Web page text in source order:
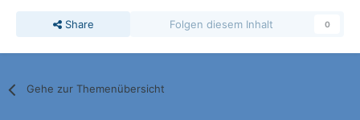
Share Folgen diesem Inhalt 0
Gehe zur Themenübersicht